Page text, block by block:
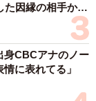
因縁の相手から
身CBCアナのノー
に表れてる」